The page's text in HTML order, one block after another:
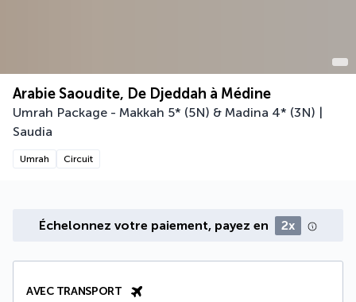
Arabie Saoudite, De Djeddah à Médine
Umrah Package - Makkah 5* (5N) & Madina 4* (3N) |
Saudia
Umrah Circuit
Échelonnez votre paiement, payez en 2x
AVEC TRANSPORT